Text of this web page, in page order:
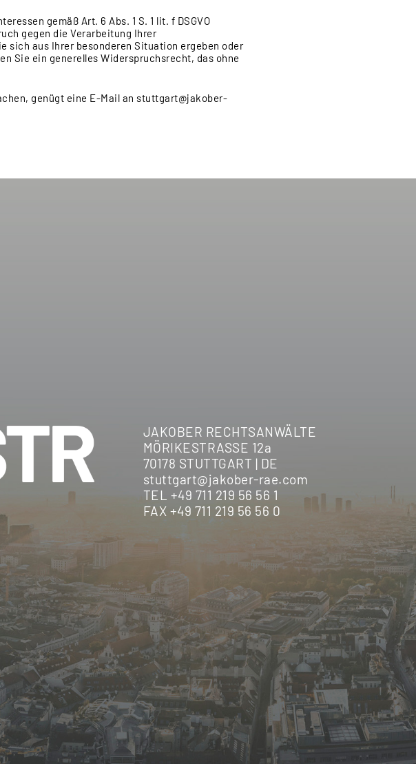
gemäß Art. 6 Abs. 1 S. 1 lit. f DSGVO
gegen die Verarbeitung Ihrer
sich aus Ihrer besonderen Situation ergeben oder
Sie ein generelles Widerspruchsrecht, das ohne
genügt eine E-Mail an stuttgart@jakober-
JAKOBER RECHTSANWÄLTE
MÖRIKESTRASSE 12a
70178 STUTTGART | DE
stuttgart@jakober-rae.com
TEL +49 711 219 56 56 1
FAX +49 711 219 56 56 0